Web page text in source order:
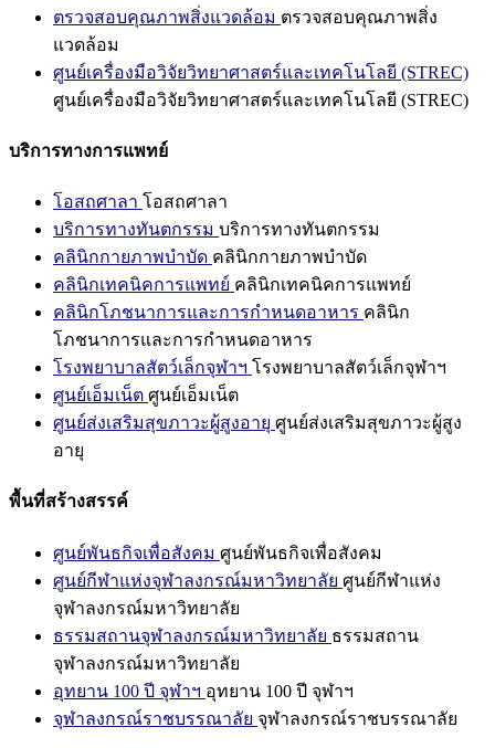
ตรวจสอบคุณภาพสิ่งแวดล้อม ตรวจสอบคุณภาพสิ่ง
แวดล้อม
ศูนย์เครื่องมือวิจัยวิทยาศาสตร์และเทคโนโลยี (STREC)
ศูนย์เครื่องมือวิจัยวิทยาศาสตร์และเทคโนโลยี (STREC)
บริการทางการแพทย์
โอสถศาลา โอสถศาลา
บริการทางทันตกรรม บริการทางทันตกรรม
คลินิกกายภาพบำบัด คลินิกกายภาพบำบัด
คลินิกเทคนิคการแพทย์ คลินิกเทคนิคการแพทย์
คลินิกโภชนาการและการกำหนดอาหาร คลินิก
โภชนาการและการกำหนดอาหาร
โรงพยาบาลสัตว์เล็กจุฬาฯ โรงพยาบาลสัตว์เล็กจุฬาฯ
ศูนย์เอ็มเน็ต ศูนย์เอ็มเน็ต
ศูนย์ส่งเสริมสุขภาวะผู้สูงอายุ ศูนย์ส่งเสริมสุขภาวะผู้สูง
อายุ
พื้นที่สร้างสรรค์
ศูนย์พันธกิจเพื่อสังคม ศูนย์พันธกิจเพื่อสังคม
ศูนย์กีฬาแห่งจุฬาลงกรณ์มหาวิทยาลัย ศูนย์กีฬาแห่ง
จุฬาลงกรณ์มหาวิทยาลัย
ธรรมสถานจุฬาลงกรณ์มหาวิทยาลัย ธรรมสถาน
จุฬาลงกรณ์มหาวิทยาลัย
อุทยาน 100 ปี จุฬาฯ อุทยาน 100 ปี จุฬาฯ
จุฬาลงกรณ์ราชบรรณาลัย จุฬาลงกรณ์ราชบรรณาลัย